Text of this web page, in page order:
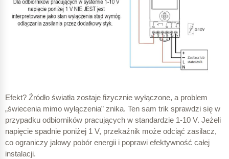
Efekt? Źródło światła zostaje fizycznie wyłączone, a problem
„świecenia mimo wyłączenia” znika. Ten sam trik sprawdzi się w
przypadku odbiorników pracujących w standardzie 1-10 V. Jeżeli
napięcie spadnie poniżej 1 V, przekaźnik może odciąć zasilacz,
co ograniczy jałowy pobór energii i poprawi efektywność całej
instalacji.